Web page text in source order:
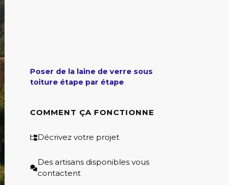
Poser de la laine de verre sous
toiture étape par étape
COMMENT ÇA FONCTIONNE
Décrivez votre projet
Des artisans disponibles vous
contactent